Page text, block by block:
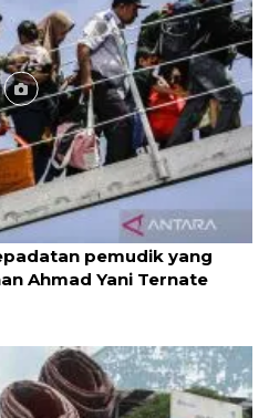
pemudik yang
Ahmad Yani Ternate